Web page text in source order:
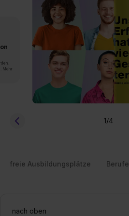
Mehr
1/4
freie Ausbildungsplätze Berufe
nach oben